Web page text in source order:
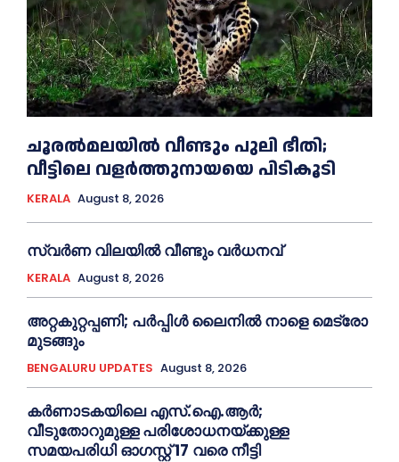
ചൂരല്‍മലയില്‍ വീണ്ടും പുലി ഭീതി;
വീട്ടിലെ വളര്‍ത്തുനായയെ പിടികൂടി
KERALA August 8, 2026
സ്വർണ വിലയില്‍ വീണ്ടും വർധനവ്
KERALA August 8, 2026
അറ്റകുറ്റപ്പണി; പർപ്പിൾ ലൈനില്‍ നാളെ മെട്രോ
മുടങ്ങും
BENGALURU UPDATES August 8, 2026
കർണാടകയിലെ എസ്.ഐ.ആർ;
വീടുതോറുമുള്ള പരിശോധനയ്ക്കുള്ള
സമയപരിധി ഓഗസ്റ്റ് 17 വരെ നീട്ടി